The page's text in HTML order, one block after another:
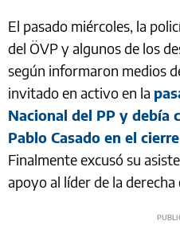
El pasado miércoles, la
del ÖVP y algunos de los
según informaron medios
invitado en activo en la
Nacional del PP y debía
Pablo Casado en el
Finalmente excusó su
apoyo al líder de la derecha